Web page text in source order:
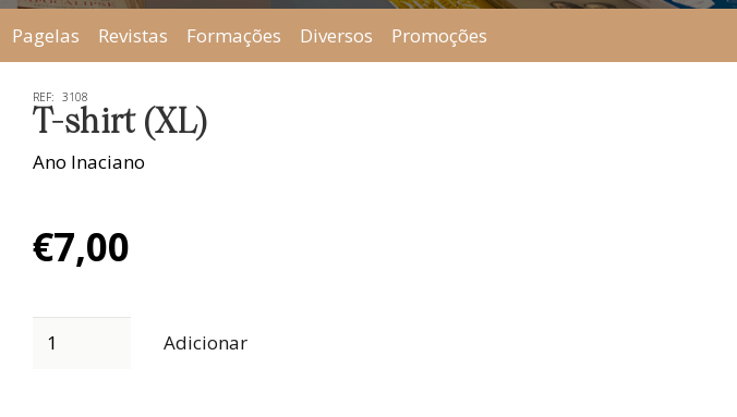
Pagelas Revistas Formações Diversos Promoções
REF: 3108
T-shirt (XL)
Ano Inaciano
€7,00
Adicionar